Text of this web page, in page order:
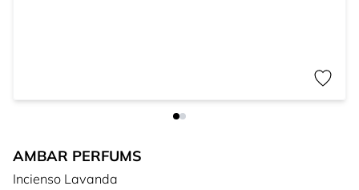
AMBAR PERFUMS
Incienso Lavanda